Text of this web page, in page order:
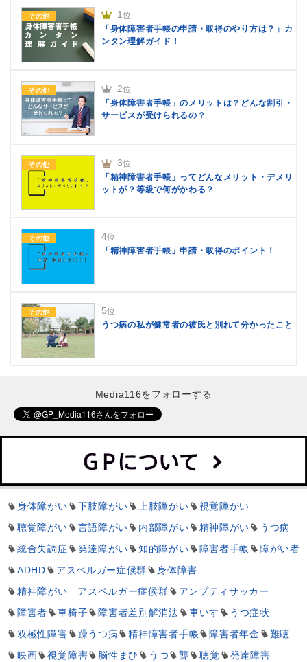
その他 1 位
「身体障害者手帳の申請・取得のやり方は？」カ
ンタン理解ガイド！
その他 2位
「身体障害者手帳」のメリットは？どんな割引・
サービスが受けられるの？
その他 3位
「精神障害者手帳」ってどんなメリット・デメリ
ットが？等級で何がかわる？
その他 4位
「精神障害者手帳」申請・取得のポイント！
その他 5位
うつ病の私が健常者の彼氏と別れて分かったこと
Media116をフォローする
身体障がい 下肢障がい 上肢障がい
視覚障がい
聴覚障がい
言語障がい 内部障がい 精神障がい
うつ病
統合失調症
発達障がい 知的障がい 障害者手帳
障がい者
ADHD
アスペルガー症候群
身体障害
精神障がい アスペルガー症候群
アンプティサッカー
障害者
車椅子 障害者差別解消法 車いす
うつ症状
双極性障害
躁うつ病 精神障害者手帳 障害者年金
難聴
映画
視覚障害 脳性まひ うつ 聾 聴覚
発達障害